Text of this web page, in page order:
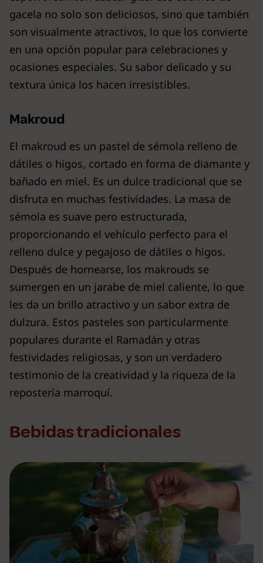
gacela no solo son deliciosos, sino que también
son visualmente atractivos, lo que los convierte
en una opción popular para celebraciones y
ocasiones especiales. Su sabor delicado y su
textura única los hacen irresistibles.
Makroud
El makroud es un pastel de sémola relleno de
dátiles o higos, cortado en forma de diamante y
bañado en miel. Es un dulce tradicional que se
disfruta en muchas festividades. La masa de
sémola es suave pero estructurada,
proporcionando el vehículo perfecto para el
relleno dulce y pegajoso de dátiles o higos.
Después de hornearse, los makrouds se
sumergen en un jarabe de miel caliente, lo que
les da un brillo atractivo y un sabor extra de
dulzura. Estos pasteles son particularmente
populares durante el Ramadán y otras
festividades religiosas, y son un verdadero
testimonio de la creatividad y la riqueza de la
repostería marroquí.
Bebidas tradicionales